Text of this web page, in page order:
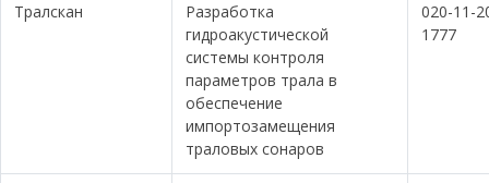
Тралскан
Разработка
гидроакустической
системы контроля
параметров трала в
обеспечение
импортозамещения
траловых сонаров
020-11-
1777